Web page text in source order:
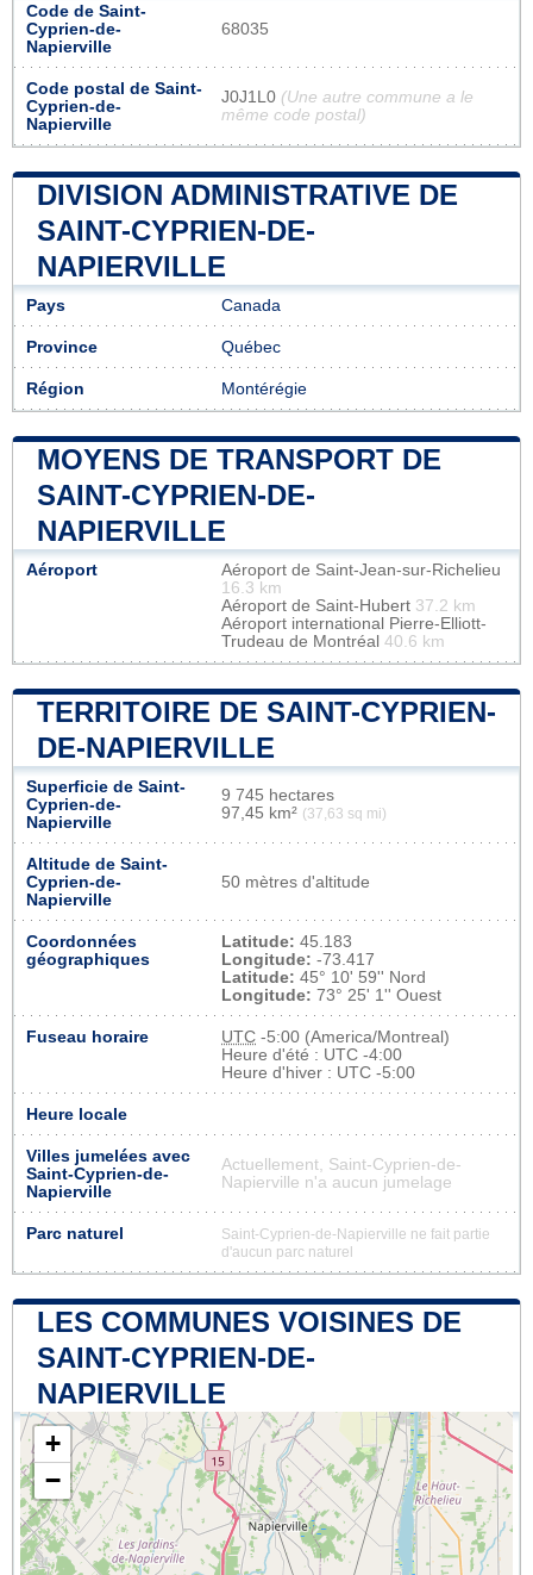
Code de Saint-
Cyprien-de-
Napierville
68035
Code postal de Saint-
Cyprien-de-
Napierville
J0J1L0 (Une autre commune a le
même code postal)
DIVISION ADMINISTRATIVE DE
SAINT-CYPRIEN-DE-
NAPIERVILLE
Pays Canada
Province Québec
Région Montérégie
MOYENS DE TRANSPORT DE
SAINT-CYPRIEN-DE-
NAPIERVILLE
Aéroport
Aéroport de Saint-Jean-sur-Richelieu
16.3 km
Aéroport de Saint-Hubert 37.2 km
Aéroport international Pierre-Elliott-
Trudeau de Montréal 40.6 km
TERRITOIRE DE SAINT-CYPRIEN-
DE-NAPIERVILLE
Superficie de Saint-
Cyprien-de-
Napierville
9 745 hectares
97,45 km² (37,63 sq mi)
Altitude de Saint-
Cyprien-de-
Napierville
50 mètres d'altitude
Coordonnées
géographiques
Latitude: 45.183
Longitude: -73.417
Latitude: 45° 10' 59'' Nord
Longitude: 73° 25' 1'' Ouest
Fuseau horaire UTC -5:00 (America/Montreal)
Heure d'été : UTC -4:00
Heure d'hiver : UTC -5:00
Heure locale
Villes jumelées avec
Saint-Cyprien-de-
Napierville
Actuellement, Saint-Cyprien-de-
Napierville n'a aucun jumelage
Parc naturel
Saint-Cyprien-de-Napierville ne fait partie
d'aucun parc naturel
LES COMMUNES VOISINES DE
SAINT-CYPRIEN-DE-
NAPIERVILLE
+
−